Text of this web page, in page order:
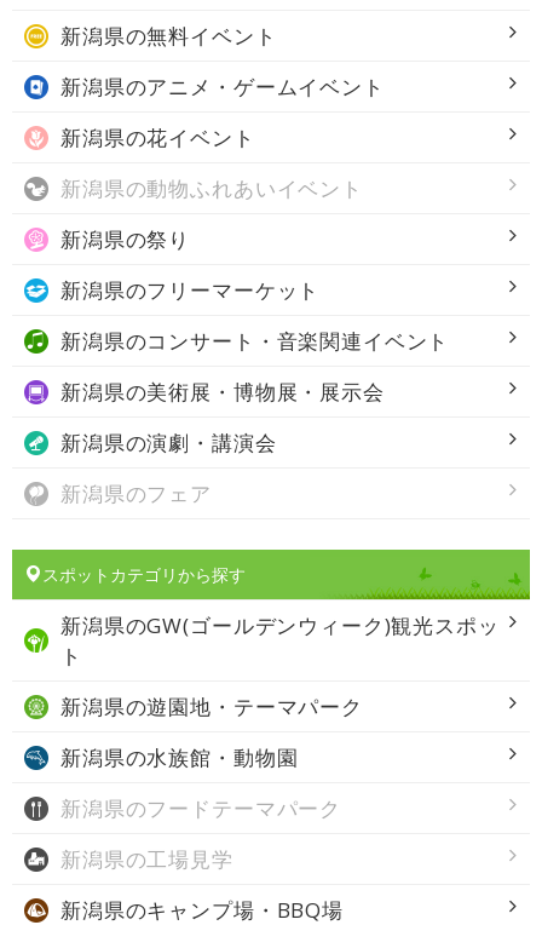
新潟県の無料イベント
新潟県のアニメ・ゲームイベント
新潟県の花イベント
新潟県の動物ふれあいイベント
新潟県の祭り
新潟県のフリーマーケット
新潟県のコンサート・音楽関連イベント
新潟県の美術展・博物展・展示会
新潟県の演劇・講演会
新潟県のフェア
スポットカテゴリから探す
新潟県のGW(ゴールデンウィーク)観光スポッ
ト
新潟県の遊園地・テーマパーク
新潟県の水族館・動物園
新潟県のフードテーマパーク
新潟県の工場見学
新潟県のキャンプ場・BBQ場